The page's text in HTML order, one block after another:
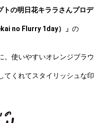
トの明日花キララさんプロデ
no Flurry 1day）」 の
。使いやすいオレンジブラウ
てくれてスタイリッシュな印